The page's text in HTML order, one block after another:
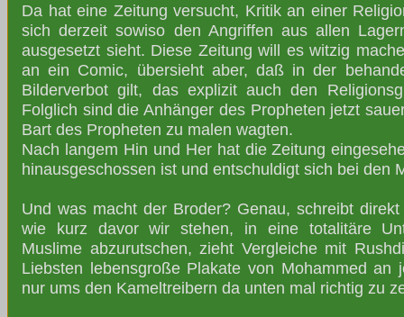
Da hat eine Zeitung versucht, Kritik an einer
sich derzeit sowiso den Angriffen aus allen
ausgesetzt sieht. Diese Zeitung will es witzig
an ein Comic, übersieht aber, daß in der
Bilderverbot gilt, das explizit auch den
Folglich sind die Anhänger des Propheten jetzt
Bart des Propheten zu malen wagten.
Nach langem Hin und Her hat die Zeitung
hinausgeschossen ist und entschuldigt sich bei den
Und was macht der Broder? Genau, schreibt
wie kurz davor wir stehen, in eine totalitäre
Muslime abzurutschen, zieht Vergleiche mit
Liebsten lebensgroße Plakate von Mohammed an
nur ums den Kameltreibern da unten mal richtig zu